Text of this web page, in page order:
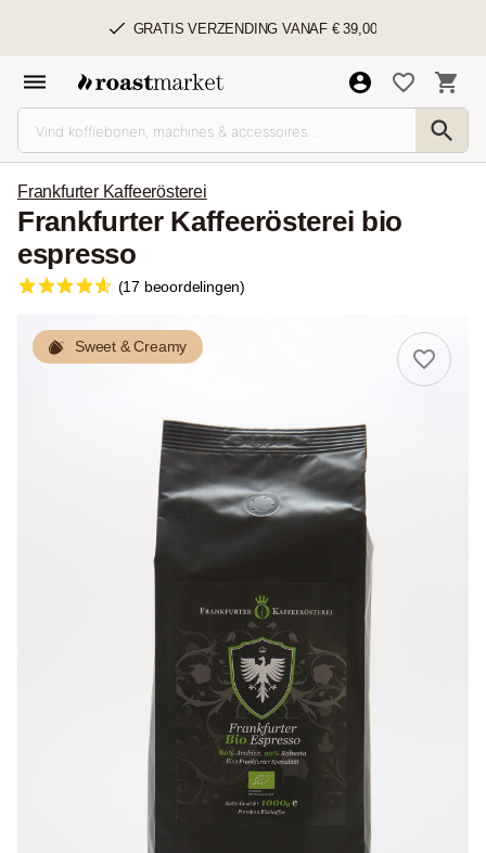
GRATIS VERZENDING VANAF € 39,00
Frankfurter Kaffeerösterei
Frankfurter Kaffeerösterei bio
espresso
(17 beoordelingen)
Sweet & Creamy